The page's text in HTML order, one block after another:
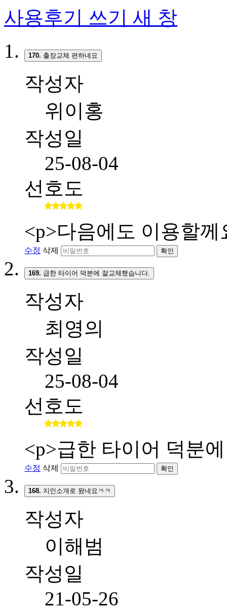
사용후기 쓰기 새 창
170. 출장교체 편하네요
작성자
위이홍
작성일
25-08-04
선호도
<p>다음에도 이용할께
수정 삭제 확인
169. 급한 타이어 덕분에 잘교체했습니다.
작성자
최영의
작성일
25-08-04
선호도
<p>급한 타이어 덕분
수정 삭제 확인
168. 지인소개로 왔네요ㅋㅋ
작성자
이해범
작성일
21-05-26